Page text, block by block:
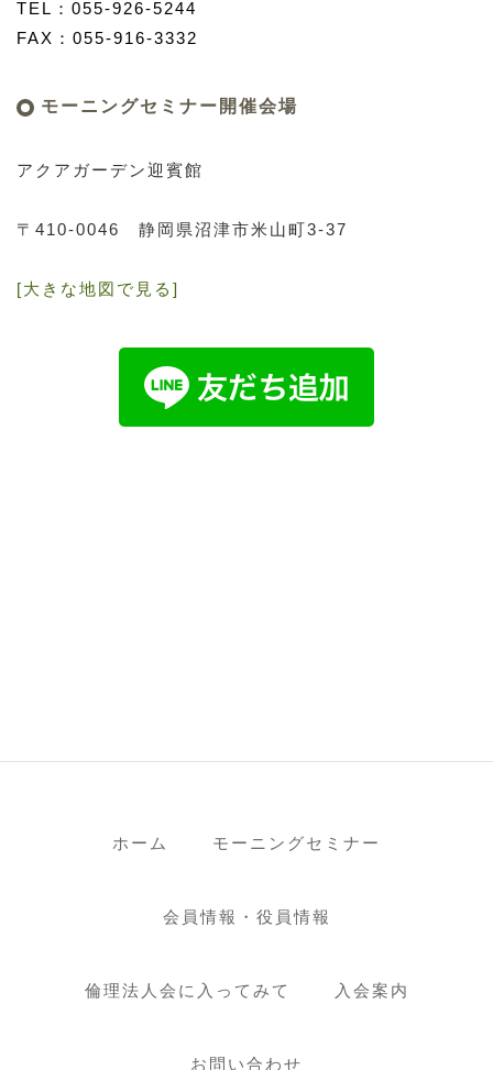
TEL：055-926-5244
FAX：055-916-3332
モーニングセミナー開催会場
アクアガーデン迎賓館
〒410-0046 静岡県沼津市米山町3-37
[大きな地図で見る]
ホーム モーニングセミナー
会員情報・役員情報
倫理法人会に入ってみて 入会案内
お問い合わせ